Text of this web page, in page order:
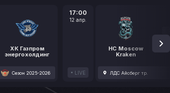
ХК Газпром
энергохолдинг
Сезон 2025-2026
17:00
12 апр.
LIVE
HC Moscow
Kraken
1
ЛДС Айсберг тр.